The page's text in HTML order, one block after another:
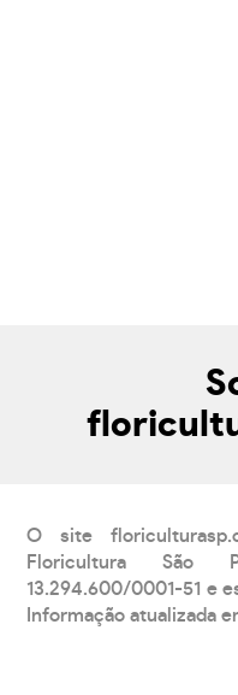
O site
Floricultura São
13.294.600/0001-51 e
Informação atualizada